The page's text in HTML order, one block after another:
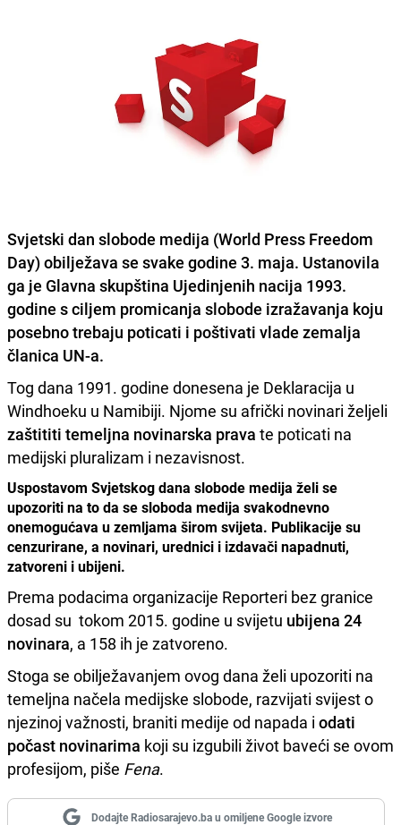
Svjetski dan slobode medija (World Press Freedom
Day) obilježava se svake godine 3. maja. Ustanovila
ga je Glavna skupština Ujedinjenih nacija 1993.
godine s ciljem promicanja slobode izražavanja koju
posebno trebaju poticati i poštivati vlade zemalja
članica UN-a.
Tog dana 1991. godine donesena je Deklaracija u
Windhoeku u Namibiji. Njome su afrički novinari željeli
zaštititi temeljna novinarska prava te poticati na
medijski pluralizam i nezavisnost.
Uspostavom Svjetskog dana slobode medija želi se
upozoriti na to da se sloboda medija svakodnevno
onemogućava u zemljama širom svijeta. Publikacije su
cenzurirane, a novinari, urednici i izdavači napadnuti,
zatvoreni i ubijeni.
Prema podacima organizacije Reporteri bez granice
dosad su tokom 2015. godine u svijetu ubijena 24
novinara, a 158 ih je zatvoreno.
Stoga se obilježavanjem ovog dana želi upozoriti na
temeljna načela medijske slobode, razvijati svijest o
njezinoj važnosti, braniti medije od napada i odati
počast novinarima koji su izgubili život baveći se ovom
profesijom, piše Fena.
Dodajte Radiosarajevo.ba u omiljene Google izvore